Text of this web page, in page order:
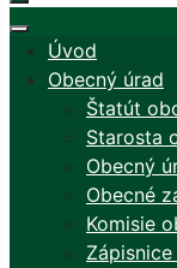
Úvod
Obecný úrad
Štatút
Starosta
Obecný
Obecné
Komisie